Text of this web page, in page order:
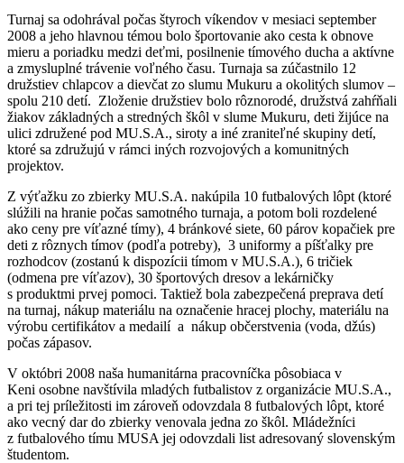
Turnaj sa odohrával počas štyroch víkendov v mesiaci september
2008 a jeho hlavnou témou bolo športovanie ako cesta k obnove
mieru a poriadku medzi deťmi, posilnenie tímového ducha a aktívne
a zmysluplné trávenie voľného času. Turnaja sa zúčastnilo 12
družstiev chlapcov a dievčat zo slumu Mukuru a okolitých slumov –
spolu 210 detí. Zloženie družstiev bolo rôznorodé, družstvá zahŕňali
žiakov základných a stredných škôl v slume Mukuru, deti žijúce na
ulici združené pod MU.S.A., siroty a iné zraniteľné skupiny detí,
ktoré sa združujú v rámci iných rozvojových a komunitných
projektov.
Z výťažku zo zbierky MU.S.A. nakúpila 10 futbalových lôpt (ktoré
slúžili na hranie počas samotného turnaja, a potom boli rozdelené
ako ceny pre víťazné tímy), 4 bránkové siete, 60 párov kopačiek pre
deti z rôznych tímov (podľa potreby), 3 uniformy a píšťalky pre
rozhodcov (zostanú k dispozícii tímom v MU.S.A.), 6 tričiek
(odmena pre víťazov), 30 športových dresov a lekárničky
s produktmi prvej pomoci. Taktiež bola zabezpečená preprava detí
na turnaj, nákup materiálu na označenie hracej plochy, materiálu na
výrobu certifikátov a medailí a nákup občerstvenia (voda, džús)
počas zápasov.
V októbri 2008 naša humanitárna pracovníčka pôsobiaca v
Keni osobne navštívila mladých futbalistov z organizácie MU.S.A.,
a pri tej príležitosti im zároveň odovzdala 8 futbalových lôpt, ktoré
ako vecný dar do zbierky venovala jedna zo škôl. Mládežníci
z futbalového tímu MUSA jej odovzdali list adresovaný slovenským
študentom.